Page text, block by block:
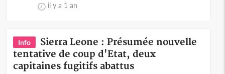
il y a 1 an
Info
Sierra Leone : Présumée nouvelle
tentative de coup d'Etat, deux
capitaines fugitifs abattus